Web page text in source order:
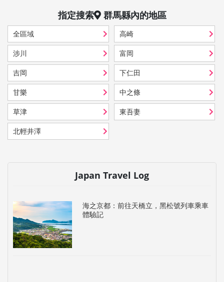
指定搜索 群馬縣內的地區
全區域 高崎
涉川 富岡
吉岡 下仁田
甘樂 中之條
草津 東吾妻
北輕井澤
Japan Travel Log
海之京都：前往天橋立，黑松號列車乘車
體驗記